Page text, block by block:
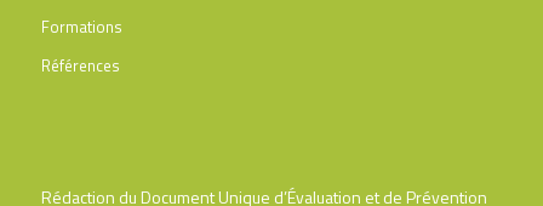
Formations
Références
Rédaction du Document Unique d’Évaluation et de Prévention